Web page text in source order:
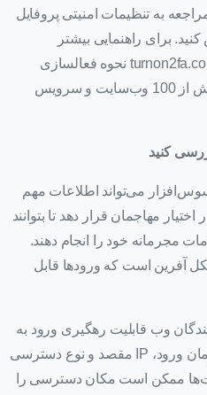
به تنظیمات امنیتی پروفایل
برای راهنمایی بیشتر
می‌توانید با مراجعه به وبسایت turnon2fa.com نحوه فعالسازی
احراز هویت دو مرحله‌ای را در بیش از 100 وب‌سایت و سرویس
کنید
می‌تواند اطلاعات مهم
مهاجمان قرار دهد تا بتوانند
مجرمانه خود را انجام دهند.
آفرین است که ورودها قابل
وب قابلیت رهگیری ورود به
حساب‌های کاربری را در قالب زمان ورود، IP مقصد و نوع دسترسی
ممکن است مکان دسترسی را